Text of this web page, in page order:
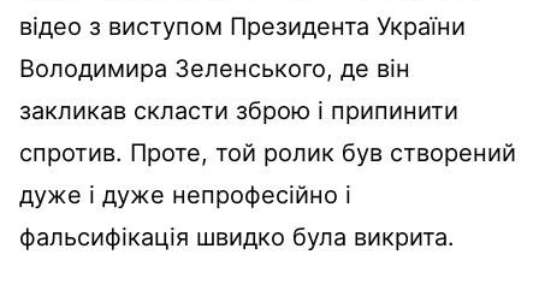
відео з виступом Президента України
Володимира Зеленського, де він
закликав скласти зброю і припинити
спротив. Проте, той ролик був створений
дуже і дуже непрофесійно і
фальсифікація швидко була викрита.